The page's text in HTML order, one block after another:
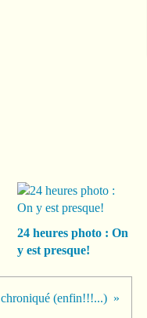
24 heures photo : On
y est presque!
(enfin!!!...)